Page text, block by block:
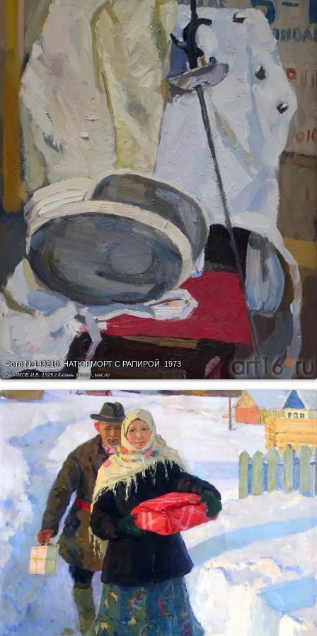
Фото №143210.НАТЮРМОРТ С РАПИРОЙ. 1973
РАФИКОВ И.В. 1929 г.Казань Холст, масло